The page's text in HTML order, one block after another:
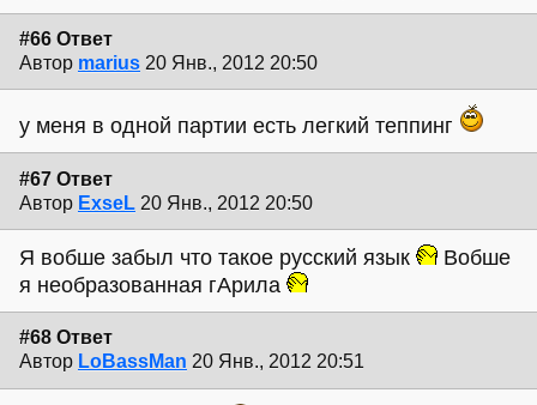
#66 Ответ
Автор marius 20 Янв., 2012 20:50
у меня в одной партии есть легкий теппинг
#67 Ответ
Автор ExseL 20 Янв., 2012 20:50
Я вобше забыл что такое русский язык
Вобше
я необразованная гАрила
#68 Ответ
Автор LoBassMan 20 Янв., 2012 20:51